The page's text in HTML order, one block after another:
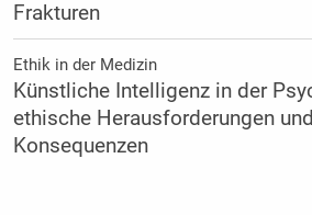
Frakturen
Ethik in der Medizin
Künstliche Intelligenz in der
ethische Herausforderungen
Konsequenzen